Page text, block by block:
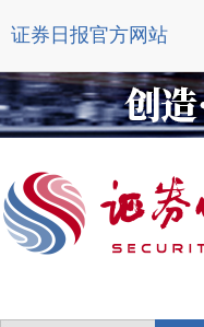
证券日报官方网站